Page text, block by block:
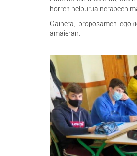
horren helburua nerabeen
Gainera, proposamen
amaieran.